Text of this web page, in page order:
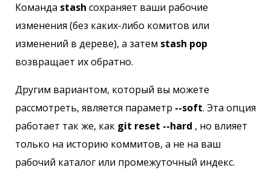
Команда stash сохраняет ваши рабочие
изменения (без каких-либо комитов или
изменений в дереве), а затем stash pop
возвращает их обратно.
Другим вариантом, который вы можете
рассмотреть, является параметр --soft. Эта опция
работает так же, как git reset --hard , но влияет
только на историю коммитов, а не на ваш
рабочий каталог или промежуточный индекс.